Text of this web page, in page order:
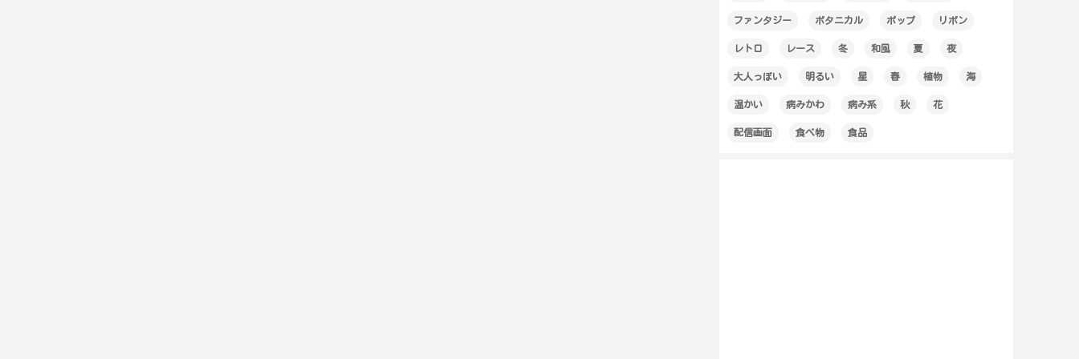
ファンタジー ボタニカル ポップ リボン
レトロ レース 冬 和風 夏 夜
大人っぽい 明るい 星 春 植物 海
温かい 病みかわ 病み系 秋 花
配信画面 食べ物 食品